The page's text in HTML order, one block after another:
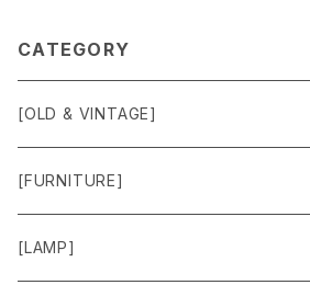
CATEGORY
[OLD & VINTAGE]
Sweat & Knit
Shirts
[FURNITURE]
Chair
[LAMP]